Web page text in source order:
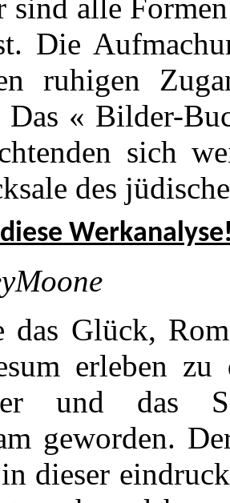
sind alle
Die
ruhigen
Das « Bilder-
sich
des
das Glück,
erleben
und das
geworden.
dieser